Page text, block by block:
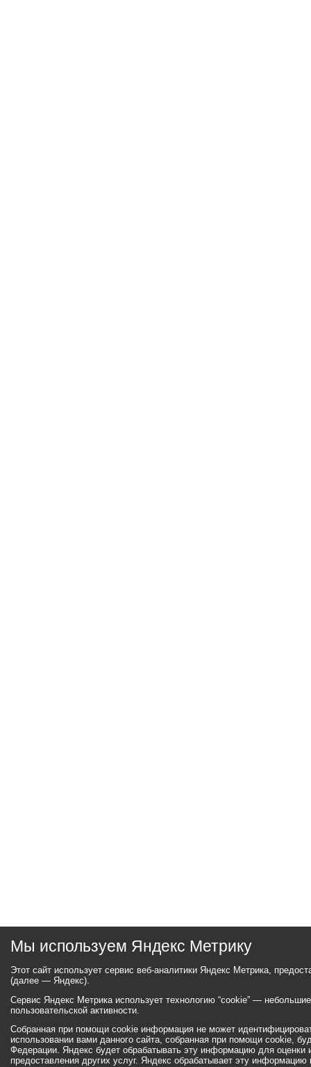
Мы используем Яндекс Метрику
Этот сайт использует сервис веб-аналитики Яндекс Метрика,
(далее — Яндекс).
Сервис Яндекс Метрика использует технологию “cookie” —
пользовательской активности.
Собранная при помощи cookie информация не может
использовании вами данного сайта, собранная при помощи cookie,
Федерации. Яндекс будет обрабатывать эту информацию для оценки
предоставления других услуг. Яндекс обрабатывает эту